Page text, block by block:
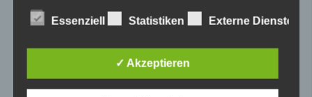
Einwilligung der betroffenen Person ein.
akzeptieren möchten.
Allgemeine Cookies
Essenziell Statistiken Externe Dienste
✓ Akzeptieren